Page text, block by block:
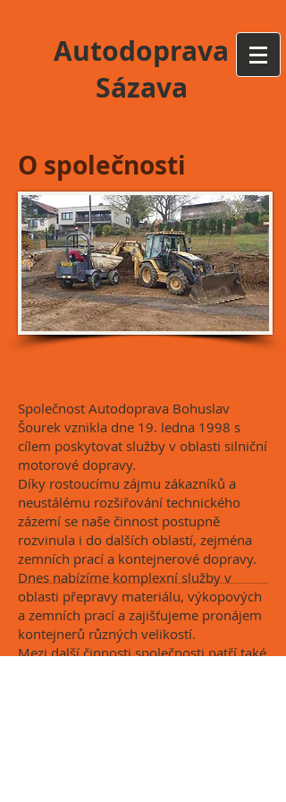
Autodoprava
Sázava
O společnosti
Společnost Autodoprava Bohuslav
Šourek vznikla dne 19. ledna 1998 s
cílem poskytovat služby v oblasti silniční
motorové dopravy.
Díky rostoucímu zájmu zákazníků a
neustálému rozšiřování technického
zázemí se naše činnost postupně
rozvinula i do dalších oblastí, zejména
zemních prací a kontejnerové dopravy.
Dnes nabízíme komplexní služby v
oblasti přepravy materiálu, výkopových
a zemních prací a zajišťujeme pronájem
kontejnerů různých velikostí.
Mezi další činnosti společnosti patří také